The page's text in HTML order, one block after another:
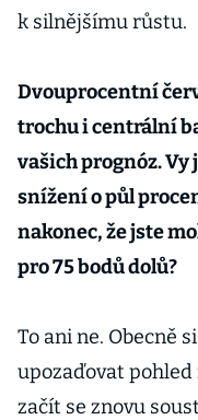
k silnějšímu růstu.
Dvouprocentní
trochu i centrální
vašich prognóz. Vy
snížení o půl
nakonec, že jste
pro 75 bodů dolů?
To ani ne. Obecně
upozaďovat
začít se znovu